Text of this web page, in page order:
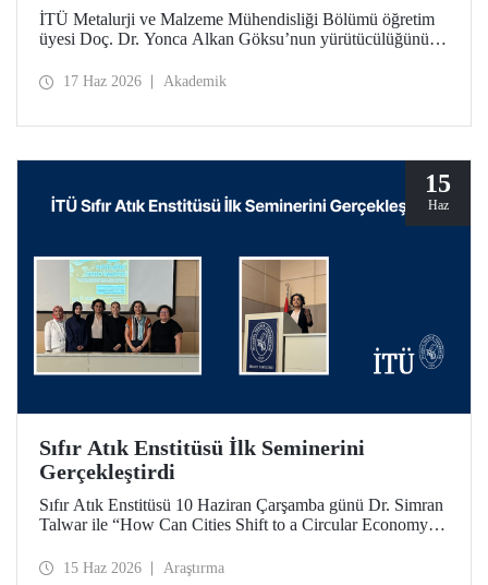
İTÜ Metalurji ve Malzeme Mühendisliği Bölümü öğretim
üyesi Doç. Dr. Yonca Alkan Göksu’nun yürütücülüğünü
Geri Dönüşümü ve Geri Dönüştürülmüş PET İçeriğinin
desteklenmeye hak kazandı.
17 Haz 2026 Akademik
15
Haz
Sıfır Atık Enstitüsü İlk Seminerini
Gerçekleştirdi
Sıfır Atık Enstitüsü 10 Haziran Çarşamba günü Dr. Simran
Talwar ile “How Can Cities Shift to a Circular Economy? -
başlıklı seminerini verdi.
15 Haz 2026 Araştırma